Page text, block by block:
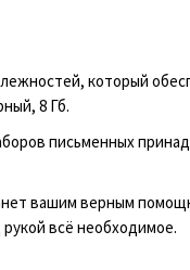
который
8 Гб.
письменных
вашим верным
всё необходимое.